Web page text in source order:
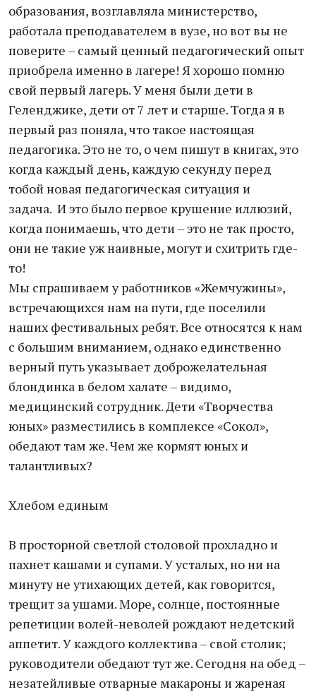
образования, возглавляла министерство,
работала преподавателем в вузе, но вот вы не
поверите – самый ценный педагогический опыт
приобрела именно в лагере! Я хорошо помню
свой первый лагерь. У меня были дети в
Геленджике, дети от 7 лет и старше. Тогда я в
первый раз поняла, что такое настоящая
педагогика. Это не то, о чем пишут в книгах, это
когда каждый день, каждую секунду перед
тобой новая педагогическая ситуация и
задача. И это было первое крушение иллюзий,
когда понимаешь, что дети – это не так просто,
они не такие уж наивные, могут и схитрить где-
то!
Мы спрашиваем у работников «Жемчужины»,
встречающихся нам на пути, где поселили
наших фестивальных ребят. Все относятся к нам
с большим вниманием, однако единственно
верный путь указывает доброжелательная
блондинка в белом халате – видимо,
медицинский сотрудник. Дети «Творчества
юных» разместились в комплексе «Сокол»,
обедают там же. Чем же кормят юных и
талантливых?
Хлебом единым
В просторной светлой столовой прохладно и
пахнет кашами и супами. У усталых, но ни на
минуту не утихающих детей, как говорится,
трещит за ушами. Море, солнце, постоянные
репетиции волей-неволей рождают недетский
аппетит. У каждого коллектива – свой столик;
руководители обедают тут же. Сегодня на обед –
незатейливые отварные макароны и жареная